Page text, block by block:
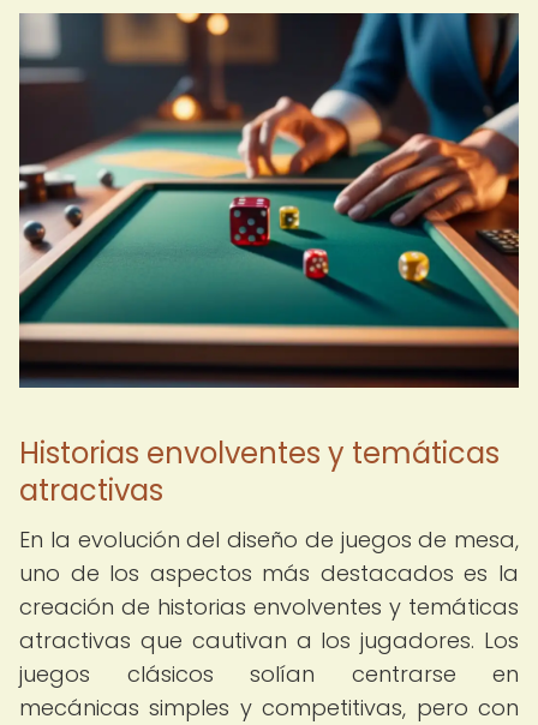
Historias envolventes y temáticas
atractivas
En la evolución del diseño de juegos de mesa,
uno de los aspectos más destacados es la
creación de historias envolventes y temáticas
atractivas que cautivan a los jugadores. Los
juegos clásicos solían centrarse en
mecánicas simples y competitivas, pero con